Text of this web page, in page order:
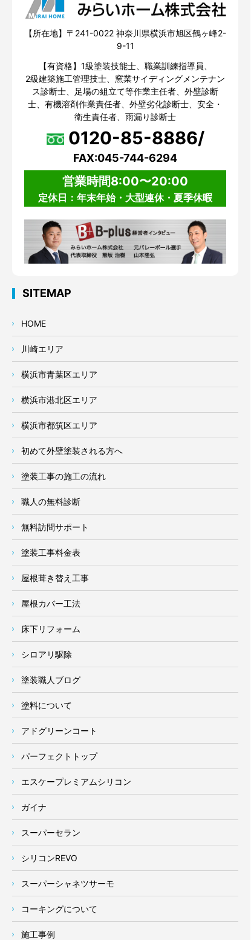
【所在地】〒241-0022 神奈川県横浜市旭区鶴ヶ峰2-
9-11
【有資格】1級塗装技能士、職業訓練指導員、
2級建築施工管理技士、窯業サイディングメンテナン
ス診断士、足場の組立て等作業主任者、外壁診断
士、有機溶剤作業責任者、外壁劣化診断士、安全・
衛生責任者、雨漏り診断士
0120-85-8886/
FAX:045-744-6294
営業時間8:00〜20:00
定休日：年末年始・大型連休・夏季休暇
SITEMAP
HOME
川崎エリア
横浜市青葉区エリア
横浜市港北区エリア
横浜市都筑区エリア
初めて外壁塗装される方へ
塗装工事の施工の流れ
職人の無料診断
無料訪問サポート
塗装工事料金表
屋根葺き替え工事
屋根カバー工法
床下リフォーム
シロアリ駆除
塗装職人ブログ
塗料について
アドグリーンコート
パーフェクトトップ
エスケープレミアムシリコン
ガイナ
スーパーセラン
シリコンREVO
スーパーシャネツサーモ
コーキングについて
施工事例